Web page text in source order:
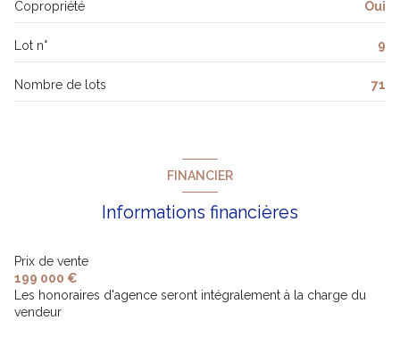
Copropriété Oui
Lot n° 9
Nombre de lots 71
FINANCIER
Informations financières
Prix de vente
199 000 €
Les honoraires d'agence seront intégralement à la charge du
vendeur